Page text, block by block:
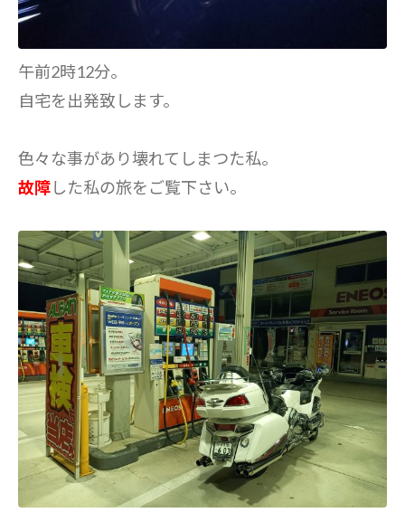
午前2時12分。
自宅を出発致します。
色々な事があり壊れてしまつた私。
故障した私の旅をご覧下さい。